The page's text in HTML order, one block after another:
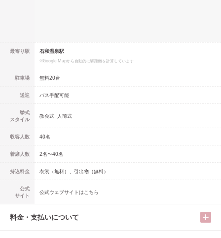
最寄り駅 石和温泉駅
※Google Mapから自動的に駅距離を計算しています
駐車場 無料20台
送迎 バス手配可能
挙式
スタイル
教会式 人前式
収容人数 40名
着席人数 2名〜40名
持込料金 衣裳（無料）、引出物（無料）
公式
サイト
公式ウェブサイトはこちら
料金・支払いについて